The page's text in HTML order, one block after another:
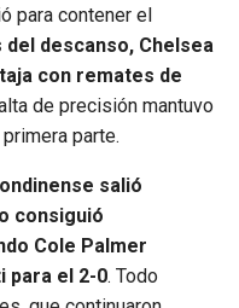
para contener el
del descanso, Chelsea
con remates de
de precisión mantuvo
parte.
salió
consiguió
Cole Palmer
para el 2-0. Todo